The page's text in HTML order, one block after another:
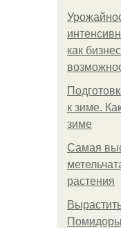
как
к зиме.
зиме
Самая
растения